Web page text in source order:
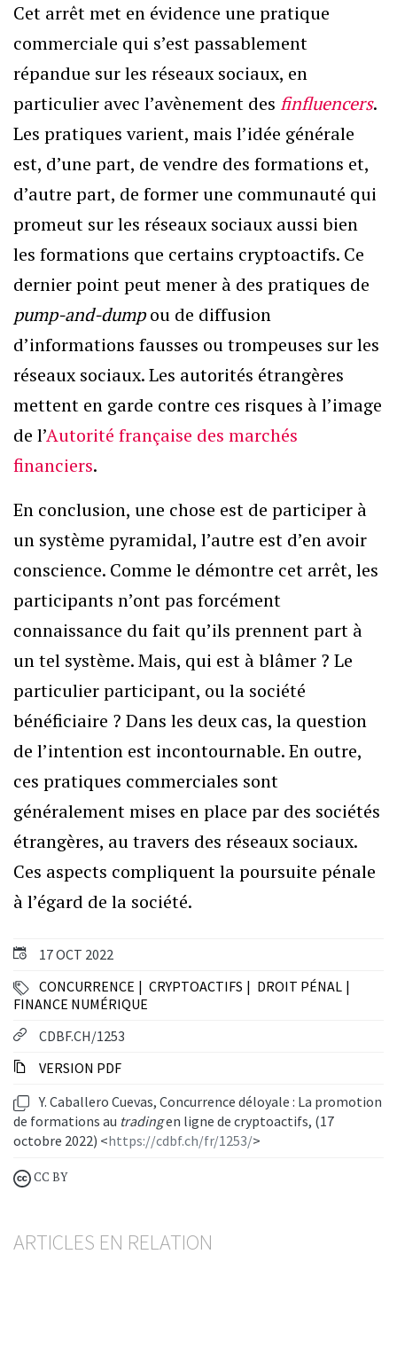
17 OCT 2022
CONCURRENCE
CRYPTOACTIFS
DROIT PÉNAL
FINANCE NUMÉRIQUE
CDBF.CH/1253
VERSION PDF
Y. Caballero Cuevas, Concurrence déloyale : La promotion
de formations au tradingen ligne de cryptoactifs, (17
octobre 2022) <https://cdbf.ch/fr/1253/>
CC BY
ARTICLES EN RELATION
Cet arrêt met en évidence une pratique
commerciale qui s’est passablement
répandue sur les réseaux sociaux, en
particulier avec l’avènement des finfluencers.
Les pratiques varient, mais l’idée générale
est, d’une part, de vendre des formations et,
d’autre part, de former une communauté qui
promeut sur les réseaux sociaux aussi bien
les formations que certains cryptoactifs. Ce
dernier point peut mener à des pratiques de
pump-and-dumpou de diffusion
d’informations fausses ou trompeuses sur les
réseaux sociaux. Les autorités étrangères
mettent en garde contre ces risques à l’image
de l’Autorité française des marchés
financiers.
En conclusion, une chose est de participer à
un système pyramidal, l’autre est d’en avoir
conscience. Comme le démontre cet arrêt, les
participants n’ont pas forcément
connaissance du fait qu’ils prennent part à
un tel système. Mais, qui est à blâmer ? Le
particulier participant, ou la société
bénéficiaire ? Dans les deux cas, la question
de l’intention est incontournable. En outre,
ces pratiques commerciales sont
généralement mises en place par des sociétés
étrangères, au travers des réseaux sociaux.
Ces aspects compliquent la poursuite pénale
à l’égard de la société.